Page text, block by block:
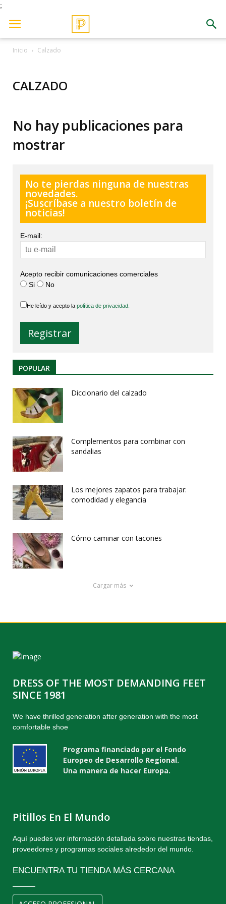
;
Inicio Calzado
CALZADO
No hay publicaciones para
mostrar
No te pierdas ninguna de nuestras
novedades.
¡Suscríbase a nuestro boletín de
noticias!
E-mail:
Acepto recibir comunicaciones comerciales
Si
No
He leído y acepto la política de privacidad.
POPULAR
Diccionario del calzado
Complementos para combinar con
sandalias
Los mejores zapatos para trabajar:
comodidad y elegancia
Cómo caminar con tacones
Cargar más
DRESS OF THE MOST DEMANDING FEET
SINCE 1981
We have thrilled generation after generation with the most
comfortable shoe
Programa financiado por el Fondo
Europeo de Desarrollo Regional.
Una manera de hacer Europa.
Pitillos En El Mundo
Aquí puedes ver información detallada sobre nuestras tiendas,
proveedores y programas sociales alrededor del mundo.
ENCUENTRA TU TIENDA MÁS CERCANA